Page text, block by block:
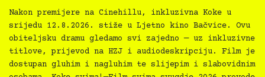
Nakon premijere na Cinehillu, inkluzivna Koke u
srijedu 12.8.2026. stiže u Ljetno kino Bačvice. Ovu
obiteljsku dramu gledamo svi zajedno — uz inkluzivne
titlove, prijevod na HZJ i audiodeskripciju. Film je
dostupan gluhim i nagluhim te slijepim i slabovidnim